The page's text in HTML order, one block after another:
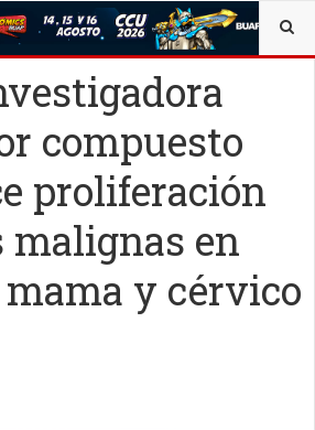
compuesto
proliferación
malignas en
y cérvico